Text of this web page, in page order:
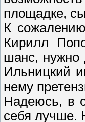
площадке,
К
Кирилл
шанс, нужно
Ильницкий
нему
Надеюсь, в
себя лучше.